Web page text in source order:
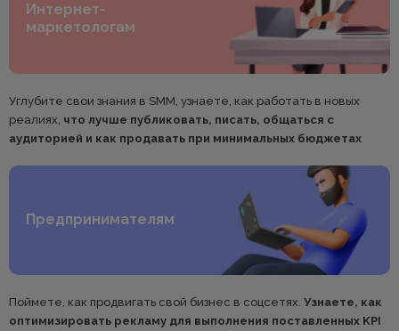
Интернет-
маркетологам
Углубите свои знания в SMM, узнаете, как работать в новых
реалиях, что лучше публиковать, писать, общаться с
аудиторией и как продавать при минимальных бюджетах
Предпринимателям
Поймете, как продвигать свой бизнес в соцсетях. Узнаете, как
оптимизировать рекламу для выполнения поставленных KPI